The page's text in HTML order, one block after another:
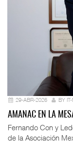
29-ABR-2026 BY
AMANAC EN LA
Fernando Con y
de la Asociación